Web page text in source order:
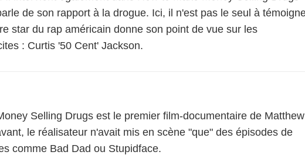
de son rapport à la drogue. Ici, il n'est pas le seul à
star du rap américain donne son point de vue sur les
: Curtis '50 Cent' Jackson.
Selling Drugs est le premier film-documentaire de Matthew
le réalisateur n'avait mis en scène "que" des épisodes de
comme Bad Dad ou Stupidface.